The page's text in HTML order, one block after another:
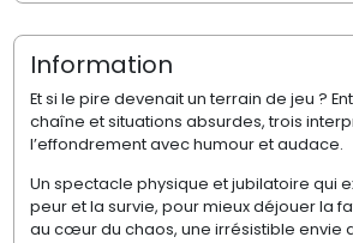
Information
Et si le pire devenait un terrain de jeu ?
chaîne et situations absurdes, trois
l’effondrement avec humour et audace.
Un spectacle physique et jubilatoire qui
peur et la survie, pour mieux déjouer la
au cœur du chaos, une irrésistible envie